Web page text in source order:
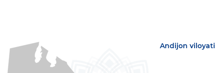
Andijon viloyati